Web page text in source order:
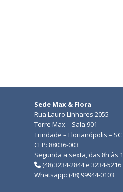
Sede Max & Flora
Rua Lauro Linhares 2055
Torre Max – Sala 901
Trindade – Florianópolis – SC
CEP: 88036-003
Segunda a sexta, das 8h às
(48) 3234-2844 e 3234-5216
Whatsapp: (48) 99944-0103